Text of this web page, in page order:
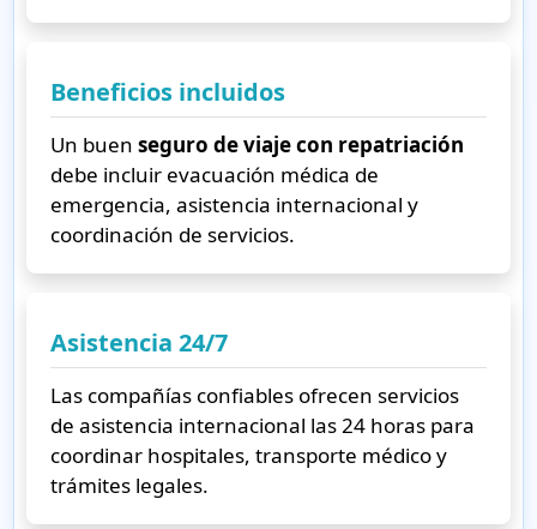
Beneficios incluidos
Un buenseguro de viaje con repatriación
debe incluir evacuación médica de
emergencia, asistencia internacional y
coordinación de servicios.
Asistencia 24/7
Las compañías confiables ofrecen servicios
de asistencia internacional las 24 horas para
coordinar hospitales, transporte médico y
trámites legales.